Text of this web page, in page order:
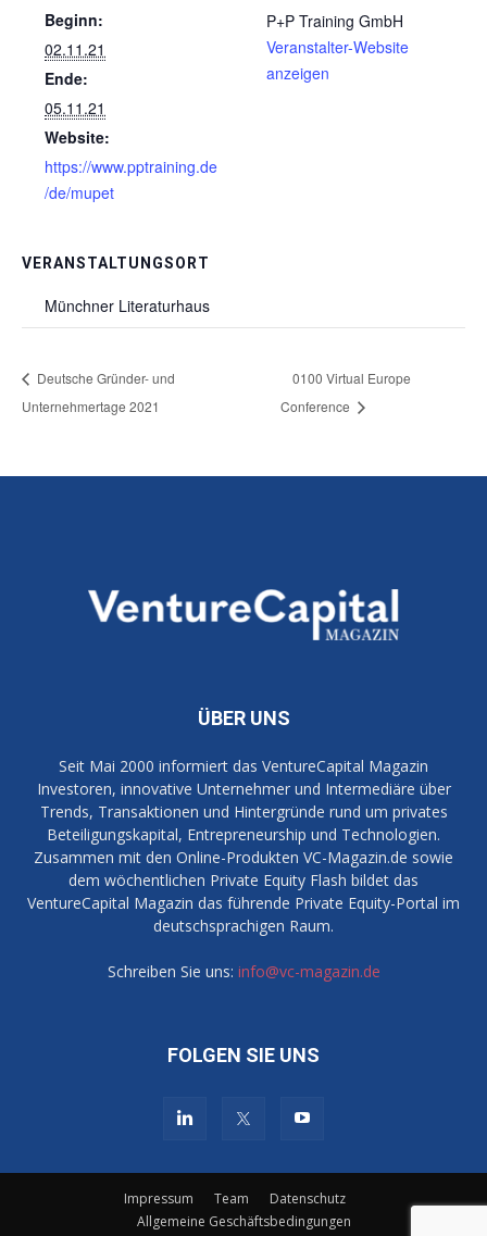
Beginn:
02.11.21
Ende:
05.11.21
Website:
https://www.pptraining.de
/de/mupet
VERANSTALTUNGSORT
Münchner Literaturhaus
P+P Training GmbH
Veranstalter-Website
anzeigen
Deutsche Gründer- und
Unternehmertage 2021
0100 Virtual Europe
Conference
ÜBER UNS
Seit Mai 2000 informiert das VentureCapital Magazin
Investoren, innovative Unternehmer und Intermediäre über
Trends, Transaktionen und Hintergründe rund um privates
Beteiligungskapital, Entrepreneurship und Technologien.
Zusammen mit den Online-Produkten VC-Magazin.de sowie
dem wöchentlichen Private Equity Flash bildet das
VentureCapital Magazin das führende Private Equity-Portal im
deutschsprachigen Raum.
Schreiben Sie uns: info@vc-magazin.de
FOLGEN SIE UNS
Impressum Team
Datenschutz
Allgemeine Geschäftsbedingungen